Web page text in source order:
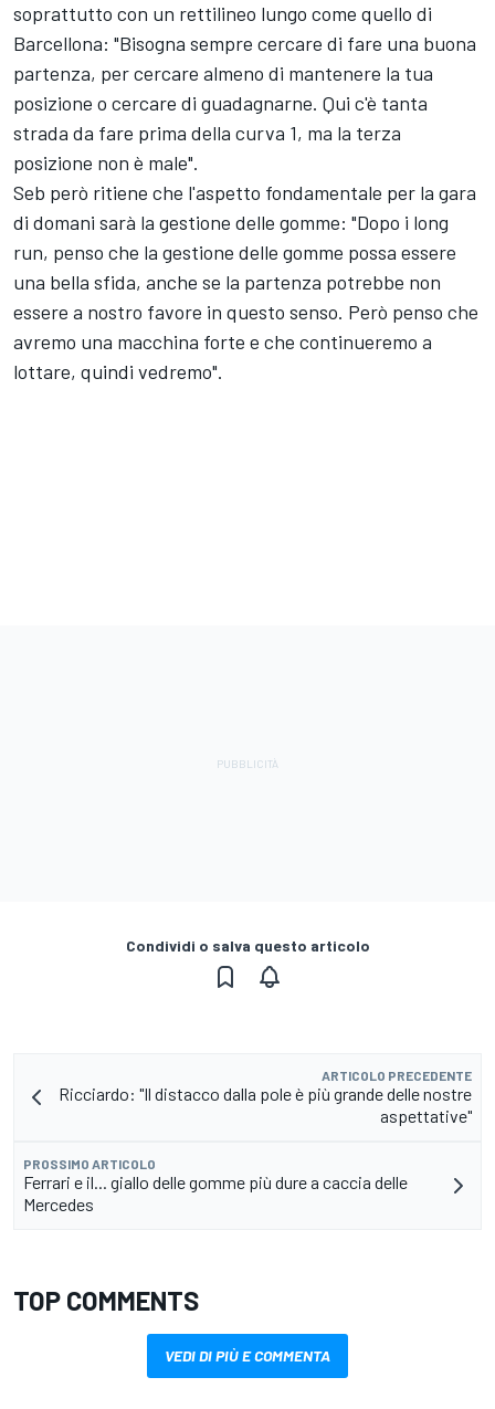
soprattutto con un rettilineo lungo come quello di
Barcellona: "Bisogna sempre cercare di fare una buona
partenza, per cercare almeno di mantenere la tua
posizione o cercare di guadagnarne. Qui c'è tanta
strada da fare prima della curva 1, ma la terza
posizione non è male".
Seb però ritiene che l'aspetto fondamentale per la gara
di domani sarà la gestione delle gomme: "Dopo i long
run, penso che la gestione delle gomme possa essere
una bella sfida, anche se la partenza potrebbe non
essere a nostro favore in questo senso. Però penso che
avremo una macchina forte e che continueremo a
lottare, quindi vedremo".
Condividi o salva questo articolo
ARTICOLO PRECEDENTE
Ricciardo: "Il distacco dalla pole è più grande delle nostre
aspettative"
PROSSIMO ARTICOLO
Ferrari e il... giallo delle gomme più dure a caccia delle
Mercedes
TOP COMMENTS
VEDI DI PIÙ E COMMENTA